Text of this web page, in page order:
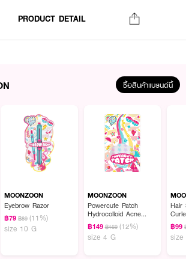
PRODUCT DETAIL
ซื้อสินค้าแบรนด์นี้
MOONZOON
Eyebrow Razor
฿79 ฿89 (11%)
size 10 G
MOONZOON
Powercute Patch
Hydrocolloid Acne
Patch (Stars 24 Pcs.)
฿149 ฿169 (12%)
size 4 G
Hair
฿99
size